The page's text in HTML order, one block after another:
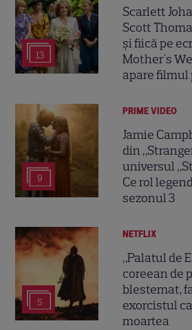
13
Scarlett
Scott
și fiică pe
Mother's
apare filmul
9
PRIME VIDEO
Jamie
din
universul
Ce rol
sezonul 3
5
NETFLIX
„Palatul de
coreean de
blestemat,
exorcistul
moartea